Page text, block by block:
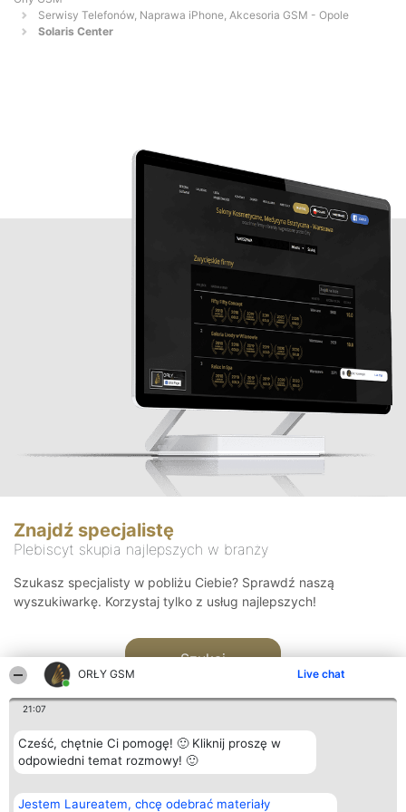
ORŁY GSM Live chat
21:07
Cześć, chętnie Ci pomogę! 🙂 Kliknij proszę w
odpowiedni temat rozmowy! 🙂
Jestem Laureatem, chcę odebrać materiały
Serwisy Telefonów, Naprawa iPhone, Akcesoria GSM - Opole
Solaris Center
Znajdź specjalistę
Plebiscyt skupia najlepszych w branży
Szukasz specjalisty w pobliżu Ciebie? Sprawdź naszą
wyszukiwarkę. Korzystaj tylko z usług najlepszych!
Szukaj
Organizator plebiscytu
Bright Side Solutions sp. z o.
Plebiscyt
Laureaci
Kontakt
Kontakt